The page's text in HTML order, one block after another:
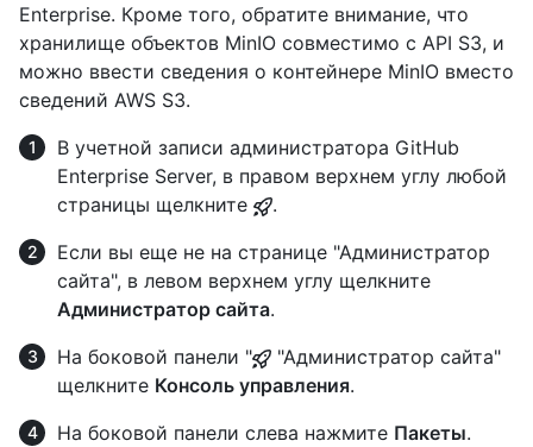
Enterprise. Кроме того, обратите внимание, что
хранилище объектов MinIO совместимо с API S3, и
можно ввести сведения о контейнере MinIO вместо
сведений AWS S3.
В учетной записи администратора GitHub
Enterprise Server, в правом верхнем углу любой
страницы щелкните
.
Если вы еще не на странице "Администратор
сайта", в левом верхнем углу щелкните
Администратор сайта.
На боковой панели "
"Администратор сайта"
щелкните Консоль управления.
На боковой панели слева нажмите Пакеты.